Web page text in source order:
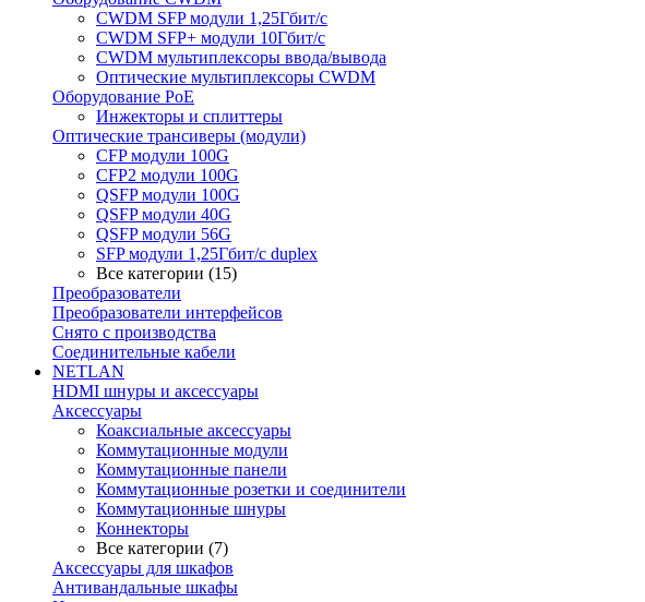
CWDM SFP модули 1,25Гбит/с
CWDM SFP+ модули 10Гбит/с
CWDM мультиплексоры ввода/вывода
Оптические мультиплексоры CWDM
Оборудование PoE
Инжекторы и сплиттеры
Оптические трансиверы (модули)
CFP модули 100G
CFP2 модули 100G
QSFP модули 100G
QSFP модули 40G
QSFP модули 56G
SFP модули 1,25Гбит/с duplex
Все категории (15)
Преобразователи
Преобразователи интерфейсов
Снято с производства
Соединительные кабели
NETLAN
HDMI шнуры и аксессуары
Аксессуары
Коаксиальные аксессуары
Коммутационные модули
Коммутационные панели
Коммутационные розетки и соединители
Коммутационные шнуры
Коннекторы
Все категории (7)
Аксессуары для шкафов
Антивандальные шкафы